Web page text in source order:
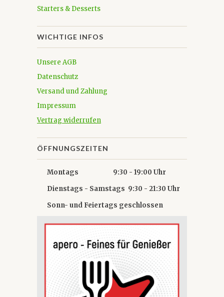
Starters & Desserts
WICHTIGE INFOS
Unsere AGB
Datenschutz
Versand und Zahlung
Impressum
Vertrag widerrufen
ÖFFNUNGSZEITEN
Montags 9:30 - 19:00 Uhr
Dienstags - Samstags 9:30 - 21:30 Uhr
Sonn- und Feiertags geschlossen